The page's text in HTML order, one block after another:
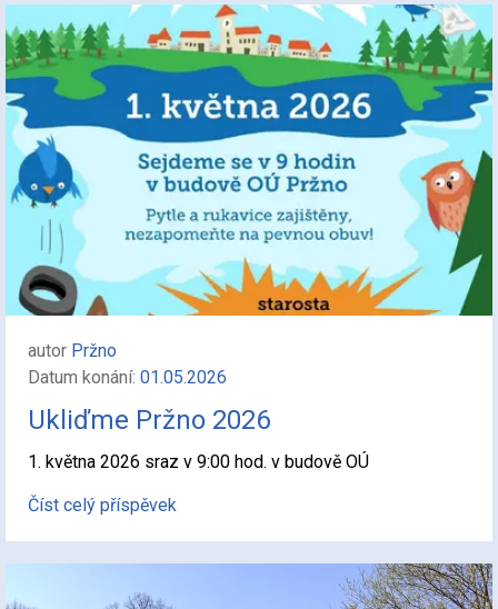
autor Pržno
Datum konání: 01.05.2026
Ukliďme Pržno 2026
1. května 2026 sraz v 9:00 hod. v budově OÚ
Číst celý příspěvek